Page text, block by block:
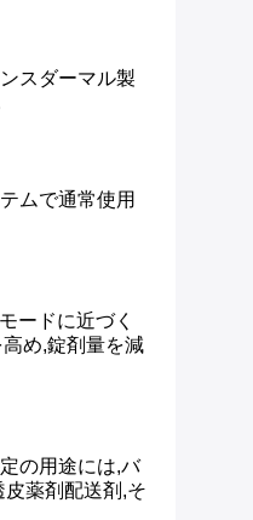
スダーマル製
ムで通常使用
ードに近づく
め,錠剤量を減
の用途には,バ
薬剤配送剤,そ